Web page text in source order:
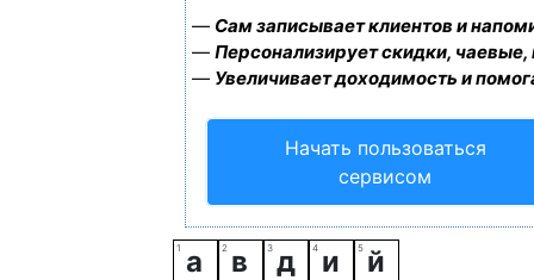
— Сам записывает клиентов и
— Персонализирует скидки,
— Увеличивает доходимость и
Начать пользоваться
сервисом
а в д и й